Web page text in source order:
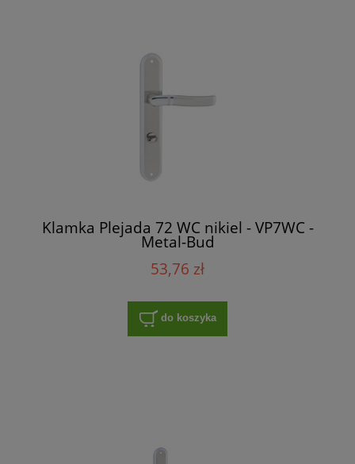
Klamka Plejada 72 WC nikiel - VP7WC -
Metal-Bud
53,76 zł
do koszyka